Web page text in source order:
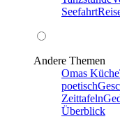
Seefahrt
Andere Themen
Omas Küche
poetisch
Zeittafeln
Überblick